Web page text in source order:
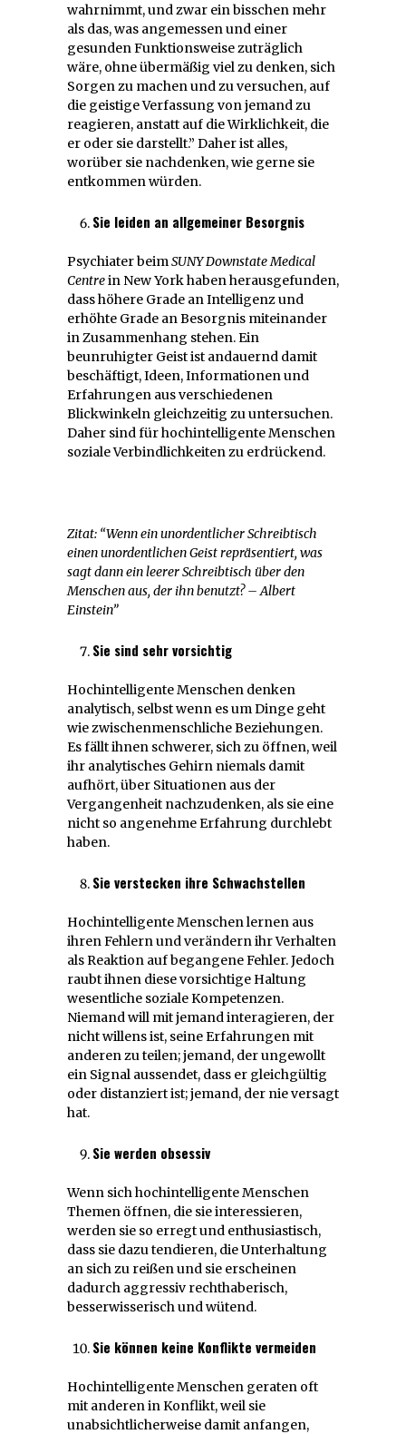
wahrnimmt, und zwar ein bisschen mehr
als das, was angemessen und einer
gesunden Funktionsweise zuträglich
wäre, ohne übermäßig viel zu denken, sich
Sorgen zu machen und zu versuchen, auf
die geistige Verfassung von jemand zu
reagieren, anstatt auf die Wirklichkeit, die
er oder sie darstellt.” Daher ist alles,
worüber sie nachdenken, wie gerne sie
entkommen würden.
Sie leiden an allgemeiner Besorgnis
Psychiater beimSUNY Downstate Medical
Centrein New York haben herausgefunden,
dass höhere Grade an Intelligenz und
erhöhte Grade an Besorgnis miteinander
in Zusammenhang stehen. Ein
beunruhigter Geist ist andauernd damit
beschäftigt, Ideen, Informationen und
Erfahrungen aus verschiedenen
Blickwinkeln gleichzeitig zu untersuchen.
Daher sind für hochintelligente Menschen
soziale Verbindlichkeiten zu erdrückend.
Zitat: “Wenn ein unordentlicher Schreibtisch
einen unordentlichen Geist repräsentiert, was
sagt dann ein leerer Schreibtisch über den
Menschen aus, der ihn benutzt? – Albert
Einstein”
Sie sind sehr vorsichtig
Hochintelligente Menschen denken
analytisch, selbst wenn es um Dinge geht
wie zwischenmenschliche Beziehungen.
Es fällt ihnen schwerer, sich zu öffnen, weil
ihr analytisches Gehirn niemals damit
aufhört, über Situationen aus der
Vergangenheit nachzudenken, als sie eine
nicht so angenehme Erfahrung durchlebt
haben.
Sie verstecken ihre Schwachstellen
Hochintelligente Menschen lernen aus
ihren Fehlern und verändern ihr Verhalten
als Reaktion auf begangene Fehler. Jedoch
raubt ihnen diese vorsichtige Haltung
wesentliche soziale Kompetenzen.
Niemand will mit jemand interagieren, der
nicht willens ist, seine Erfahrungen mit
anderen zu teilen; jemand, der ungewollt
ein Signal aussendet, dass er gleichgültig
oder distanziert ist; jemand, der nie versagt
hat.
Sie werden obsessiv
Wenn sich hochintelligente Menschen
Themen öffnen, die sie interessieren,
werden sie so erregt und enthusiastisch,
dass sie dazu tendieren, die Unterhaltung
an sich zu reißen und sie erscheinen
dadurch aggressiv rechthaberisch,
besserwisserisch und wütend.
Sie können keine Konflikte vermeiden
Hochintelligente Menschen geraten oft
mit anderen in Konflikt, weil sie
unabsichtlicherweise damit anfangen,